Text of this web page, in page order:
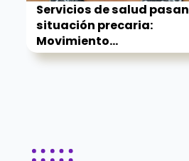
Servicios de salud pasan
situación precaria:
Movimiento...